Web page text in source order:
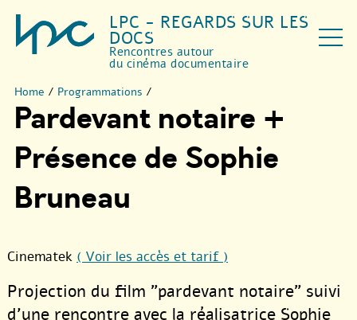
LPC - REGARDS SUR LES
DOCS
Rencontres autour
du cinéma documentaire
Home / Programmations /
Pardevant notaire +
Présence de Sophie
Bruneau
Cinematek ( Voir les accès et tarif )
Projection du film "pardevant notaire" suivi
d’une rencontre avec la réalisatrice Sophie